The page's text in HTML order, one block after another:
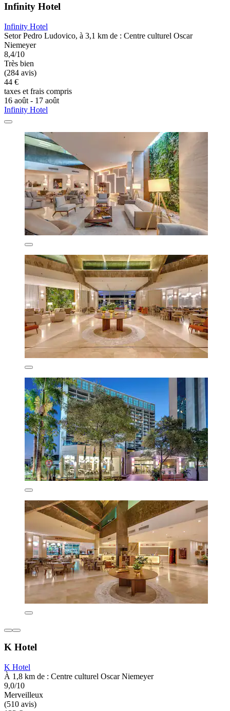
Infinity Hotel
Infinity Hotel
Setor Pedro Ludovico, à 3,1 km de : Centre culturel Oscar
Niemeyer
8,4/10
Très bien
(284 avis)
44 €
taxes et frais compris
16 août - 17 août
Infinity Hotel
K Hotel
K Hotel
À 1,8 km de : Centre culturel Oscar Niemeyer
9,0/10
Merveilleux
(510 avis)